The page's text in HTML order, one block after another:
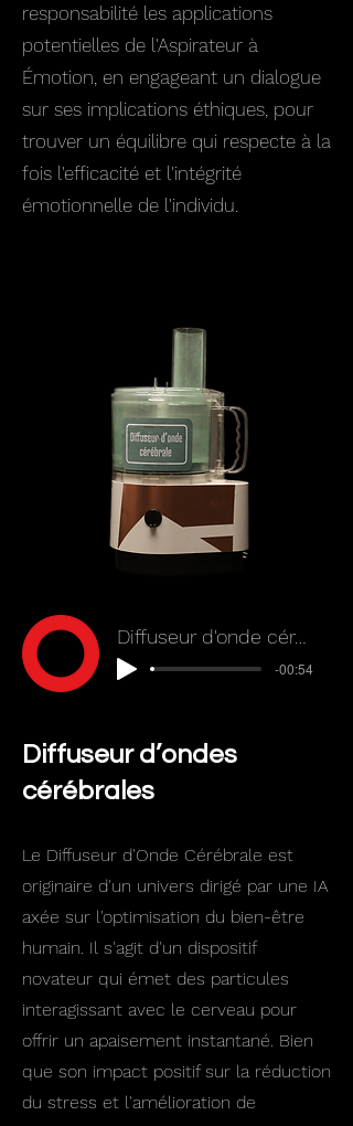
responsabilité les applications
potentielles de l'Aspirateur à
Émotion, en engageant un dialogue
sur ses implications éthiques, pour
trouver un équilibre qui respecte à la
fois l'efficacité et l'intégrité
émotionnelle de l'individu.
Diffuseur d'onde cérébrale
-00:54
Diffuseur d’ondes
cérébrales
Le Diffuseur d'Onde Cérébrale est
originaire d'un univers dirigé par une IA
axée sur l'optimisation du bien-être
humain. Il s'agit d'un dispositif
novateur qui émet des particules
interagissant avec le cerveau pour
offrir un apaisement instantané. Bien
que son impact positif sur la réduction
du stress et l'amélioration de